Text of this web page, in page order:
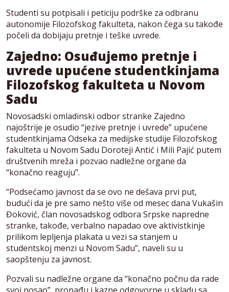
Studenti su potpisali i peticiju podrške za odbranu
autonomije Filozofskog fakulteta, nakon čega su takođe
počeli da dobijaju pretnje i teške uvrede.
Zajedno: Osuđujemo pretnje i
uvrede upućene studentkinjama
Filozofskog fakulteta u Novom
Sadu
Novosadski omladinski odbor stranke Zajedno
najoštrije je osudio “jezive pretnje i uvrede” upućene
studentkinjama Odseka za medijske studije Filozofskog
fakulteta u Novom Sadu Doroteji Antić i Mili Pajić putem
društvenih mreža i pozvao nadležne organe da
“konačno reaguju”.
“Podsećamo javnost da se ovo ne dešava prvi put,
budući da je pre samo nešto više od mesec dana Vukašin
Đoković, član novosadskog odbora Srpske napredne
stranke, takođe, verbalno napadao ove aktivistkinje
prilikom lepljenja plakata u vezi sa stanjem u
studentskoj menzi u Novom Sadu”, naveli su u
saopštenju za javnost.
Pozvali su nadležne organe da “konačno počnu da rade